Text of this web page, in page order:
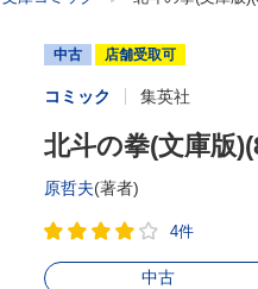
中古 店舗受取可
コミック 集英社
北斗の拳(文庫版
原哲夫(著者)
4件
中古